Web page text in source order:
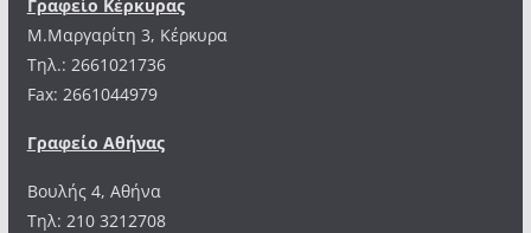
Γραφείο Κέρκυρας
Μ.Μαργαρίτη 3, Κέρκυρα
Tηλ.: 2661021736
Fax: 2661044979
Γραφείο Αθήνας
Βουλής 4, Αθήνα
Τηλ: 210 3212708